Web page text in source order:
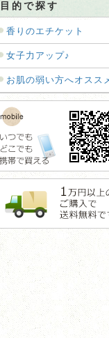
目的で探す
香りのエチケット
女子力アップ♪
お肌の弱い方へオスス